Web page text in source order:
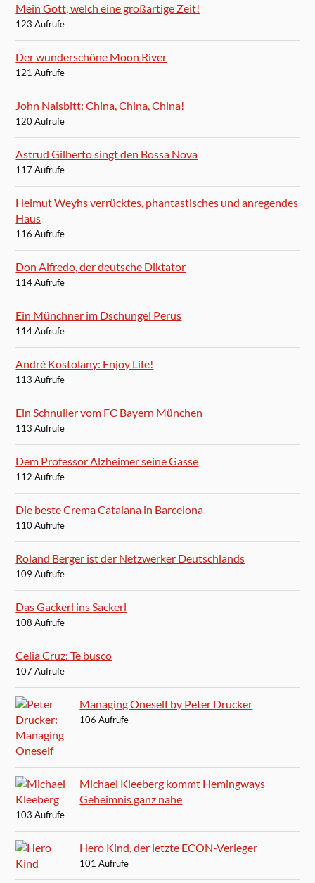
Mein Gott, welch eine großartige Zeit!
123 Aufrufe
Der wunderschöne Moon River
121 Aufrufe
John Naisbitt: China, China, China!
120 Aufrufe
Astrud Gilberto singt den Bossa Nova
117 Aufrufe
Helmut Weyhs verrücktes, phantastisches und anregendes
Haus
116 Aufrufe
Don Alfredo, der deutsche Diktator
114 Aufrufe
Ein Münchner im Dschungel Perus
114 Aufrufe
André Kostolany: Enjoy Life!
113 Aufrufe
Ein Schnuller vom FC Bayern München
113 Aufrufe
Dem Professor Alzheimer seine Gasse
112 Aufrufe
Die beste Crema Catalana in Barcelona
110 Aufrufe
Roland Berger ist der Netzwerker Deutschlands
109 Aufrufe
Das Gackerl ins Sackerl
108 Aufrufe
Celia Cruz: Te busco
107 Aufrufe
Managing Oneself by Peter Drucker
106 Aufrufe
Michael Kleeberg kommt Hemingways
Geheimnis ganz nahe
103 Aufrufe
Hero Kind, der letzte ECON-Verleger
101 Aufrufe